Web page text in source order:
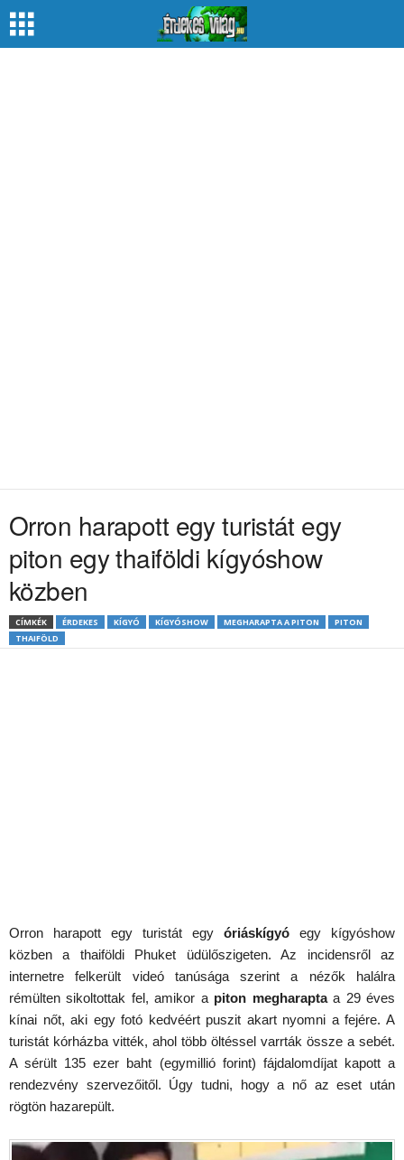
Orron harapott egy turistát egy
piton egy thaiföldi kígyóshow
közben
CÍMKÉK ÉRDEKES KÍGYÓ KÍGYÓSHOW MEGHARAPTA A PITON
PITON
THAIFÖLD
Orron harapott egy turistát egy óriáskígyó egy kígyóshow
közben a thaiföldi Phuket üdülőszigeten. Az incidensről az
internetre felkerült videó tanúsága szerint a nézők halálra
rémülten sikoltottak fel, amikor a piton megharaptaa 29 éves
kínai nőt, aki egy fotó kedvéért puszit akart nyomni a fejére. A
turistát kórházba vitték, ahol több öltéssel varrták össze a sebét.
A sérült 135 ezer baht (egymillió forint) fájdalomdíjat kapott a
rendezvény szervezőitől. Úgy tudni, hogy a nő az eset után
rögtön hazarepült.